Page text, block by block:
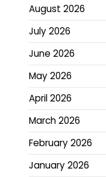
August 2026
July 2026
June 2026
May 2026
April 2026
March 2026
February 2026
January 2026